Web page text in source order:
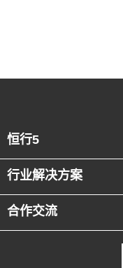
恒行5
行业解决方案
合作交流